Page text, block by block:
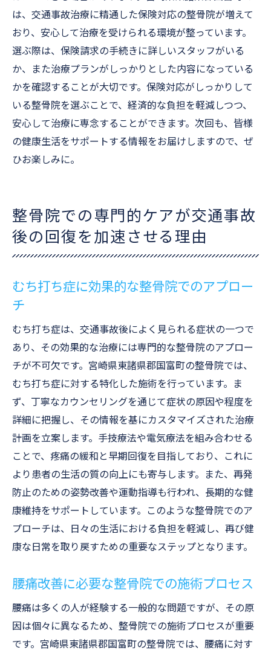
は、交通事故治療に精通した保険対応の整骨院が増えて
おり、安心して治療を受けられる環境が整っています。
選ぶ際は、保険請求の手続きに詳しいスタッフがいる
か、また治療プランがしっかりとした内容になっている
かを確認することが大切です。保険対応がしっかりして
いる整骨院を選ぶことで、経済的な負担を軽減しつつ、
安心して治療に専念することができます。次回も、皆様
の健康生活をサポートする情報をお届けしますので、ぜ
ひお楽しみに。
整骨院での専門的ケアが交通事故
後の回復を加速させる理由
むち打ち症に効果的な整骨院でのアプロー
チ
むち打ち症は、交通事故後によく見られる症状の一つで
あり、その効果的な治療には専門的な整骨院のアプロー
チが不可欠です。宮崎県東諸県郡国富町の整骨院では、
むち打ち症に対する特化した施術を行っています。ま
ず、丁寧なカウンセリングを通じて症状の原因や程度を
詳細に把握し、その情報を基にカスタマイズされた治療
計画を立案します。手技療法や電気療法を組み合わせる
ことで、疼痛の緩和と早期回復を目指しており、これに
より患者の生活の質の向上にも寄与します。また、再発
防止のための姿勢改善や運動指導も行われ、長期的な健
康維持をサポートしています。このような整骨院でのア
プローチは、日々の生活における負担を軽減し、再び健
康な日常を取り戻すための重要なステップとなります。
腰痛改善に必要な整骨院での施術プロセス
腰痛は多くの人が経験する一般的な問題ですが、その原
因は個々に異なるため、整骨院での施術プロセスが重要
です。宮崎県東諸県郡国富町の整骨院では、腰痛に対す